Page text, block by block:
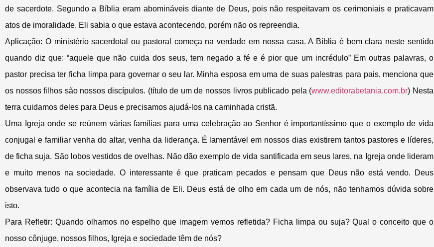
de sacerdote. Segundo a Bíblia eram abomináveis diante de Deus, pois não respeitavam os cerimoniais e praticavam
atos de imoralidade. Eli sabia o que estava acontecendo, porém não os repreendia.
Aplicação: O ministério sacerdotal ou pastoral começa na verdade em nossa casa. A Bíblia é bem clara neste sentido
quando diz que: “aquele que não cuida dos seus, tem negado a fé e é pior que um incrédulo” Em outras palavras, o
pastor precisa ter ficha limpa para governar o seu lar. Minha esposa em uma de suas palestras para pais, menciona que
os nossos filhos são nossos discípulos. (título de um de nossos livros publicado pela (www.editorabetania.com.br) Nesta
terra cuidamos deles para Deus e precisamos ajudá-los na caminhada cristã.
Uma Igreja onde se reúnem várias famílias para uma celebração ao Senhor é importantíssimo que o exemplo de vida
conjugal e familiar venha do altar, venha da liderança. É lamentável em nossos dias existirem tantos pastores e líderes,
de ficha suja. São lobos vestidos de ovelhas. Não dão exemplo de vida santificada em seus lares, na Igreja onde lideram
e muito menos na sociedade. O interessante é que praticam pecados e pensam que Deus não está vendo. Deus
observava tudo o que acontecia na família de Eli. Deus está de olho em cada um de nós, não tenhamos dúvida sobre
isto.
Para Refletir: Quando olhamos no espelho que imagem vemos refletida? Ficha limpa ou suja? Qual o conceito que o
nosso cônjuge, nossos filhos, Igreja e sociedade têm de nós?